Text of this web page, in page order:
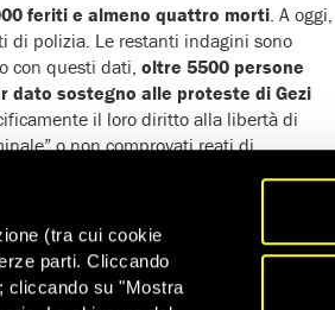
(tra cui cookie
parti. Cliccando
cliccando su "Mostra
feriti e almeno quattro morti . A oggi,
di polizia. Le restanti indagini sono
con questi dati, oltre 5500 persone
dato sostegno alle proteste di Gezi
il loro diritto alla libertà di
o non comprovati reati di
le eccessive restrizioni che
usate per criminalizzare le proteste
sulla Turchia.
a indagine penale per aver